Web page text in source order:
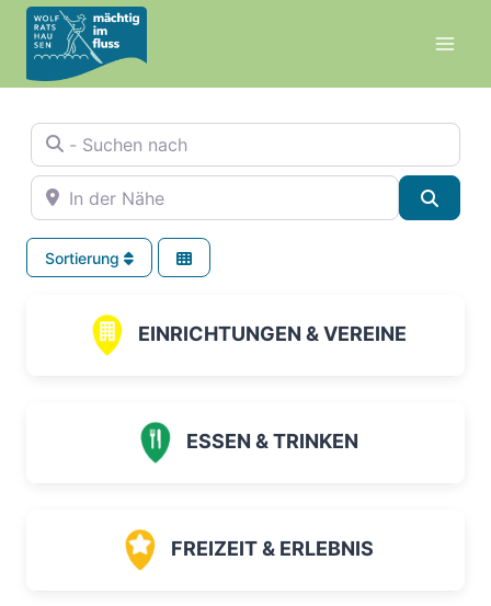
Zum
Inhalt
springen
- Suchen nach
In der Nähe
Sortierung
EINRICHTUNGEN & VEREINE
ESSEN & TRINKEN
FREIZEIT & ERLEBNIS